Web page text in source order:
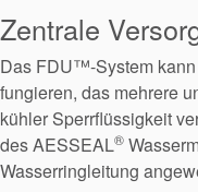
Zentrale
Das FDU™-System
fungieren, das mehrere
kühler Sperrflüssigkeit
des AESSEAL®
Wasserringleitung